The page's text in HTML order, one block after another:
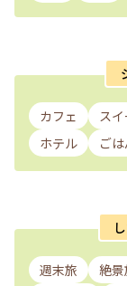
カフェ ス
ホテル
ご
週末旅 絶景